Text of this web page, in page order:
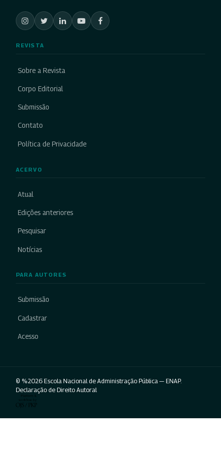
REVISTA
Sobre a Revista
Corpo Editorial
Submissão
Contato
Política de Privacidade
ACERVO
Atual
Edições anteriores
Pesquisar
Notícias
PARA AUTORES
Submissão
Cadastrar
Acesso
© %2026 Escola Nacional de Administração Pública — ENAP.
Declaração de Direito Autoral